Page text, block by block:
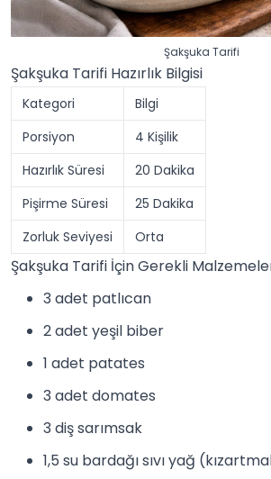
Şakşuka Tarifi
Şakşuka Tarifi Hazırlık Bilgisi
Kategori
Bilgi
Porsiyon
4 Kişilik
Hazırlık Süresi
20 Dakika
Pişirme Süresi
25 Dakika
Zorluk Seviyesi
Orta
Şakşuka Tarifi İçin Gerekli
3 adet patlıcan
2 adet yeşil biber
1 adet patates
3 adet domates
3 dişsarımsak
1,5 su bardağı sıvı yağ